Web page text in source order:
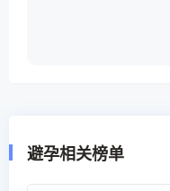
避孕相关榜单